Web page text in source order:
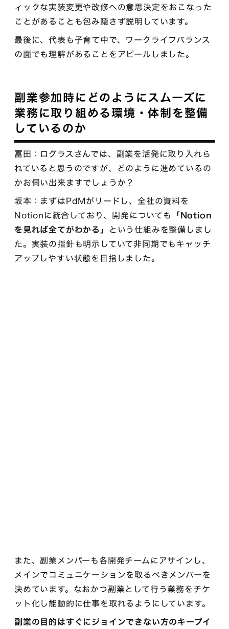
ィックな実装変更や改修への意思決定をおこなった
ことがあることも包み隠さず説明しています。
最後に、代表も子育て中で、ワークライフバランス
の面でも理解があることをアピールしました。
副業参加時にどのようにスムーズに
業務に取り組める環境・体制を整備
しているのか
冨田：ログラスさんでは、副業を活発に取り入れら
れていると思うのですが、どのように進めているの
かお伺い出来ますでしょうか？
坂本：まずはPdMがリードし、全社の資料を
Notionに統合しており、開発についても 「Notion
を見れば全てがわかる」 という仕組みを整備しまし
た。実装の指針も明示していて非同期でもキャッチ
アップしやすい状態を目指しました。
また、副業メンバーも各開発チームにアサインし、
メインでコミュニケーションを取るべきメンバーを
決めています。なおかつ副業として行う業務をチケ
ット化し能動的に仕事を取れるようにしています。
副業の目的はすぐにジョインできない方のキープイ